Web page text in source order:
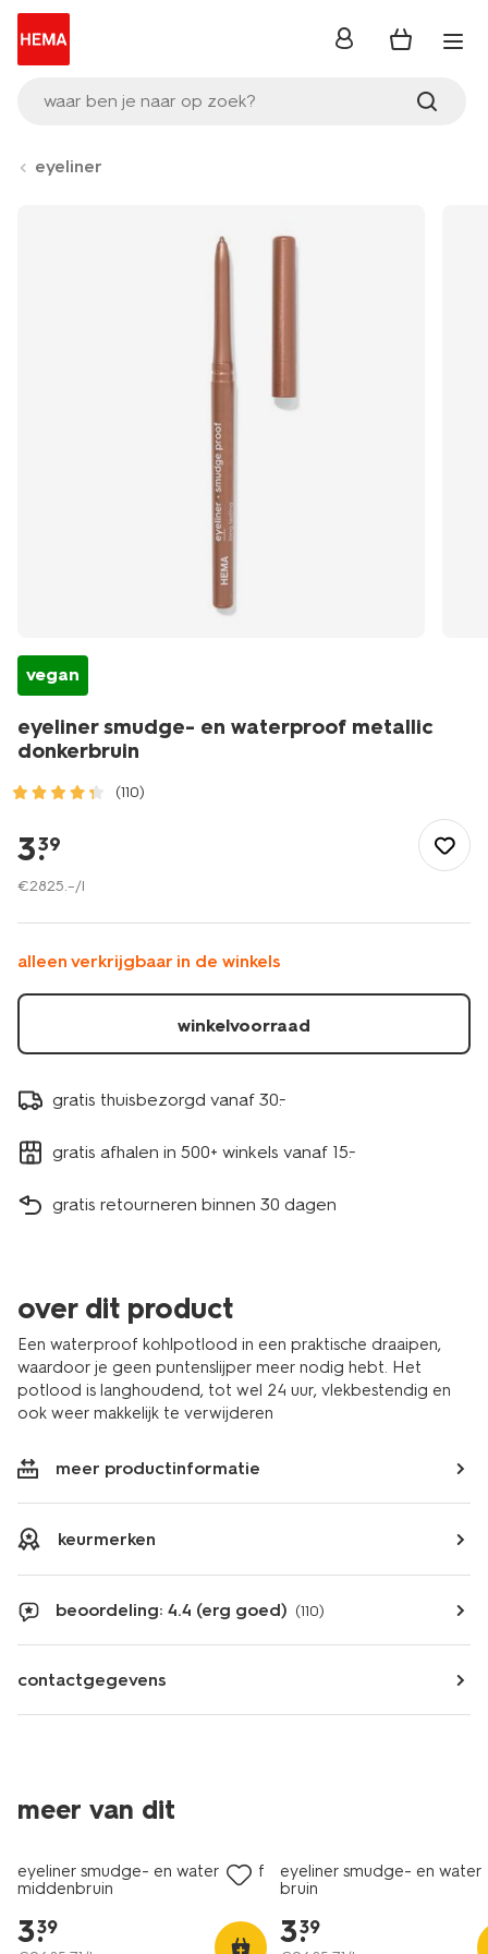
waar ben je naar op zoek?
inloggen
eyeliner
vegan
eyeliner smudge- en waterproof metallic
donkerbruin
(110)
gezond/make-
up/eyeliner/eyeliner-
smudge-
en-
metallic-
donkerbruin-
3.
39
€2825.–/l
alleen verkrijgbaar in de winkels
winkelvoorraad
gratis thuisbezorgd vanaf 30.-
gratis afhalen in 500+ winkels vanaf 15.-
gratis retourneren binnen 30 dagen
over dit product
Een waterproof kohlpotlood in een praktische draaipen,
waardoor je geen puntenslijper meer nodig hebt. Het
potlood is langhoudend, tot wel 24 uur, vlekbestendig en
ook weer makkelijk te verwijderen
meer productinformatie
keurmerken
beoordeling: 4.4 (erg goed) (110)
contactgegevens
meer van dit
vegan
eyeliner smudge- en waterproof
middenbruin
3.
39
eyeliner smudge- en
bruin
3.
39